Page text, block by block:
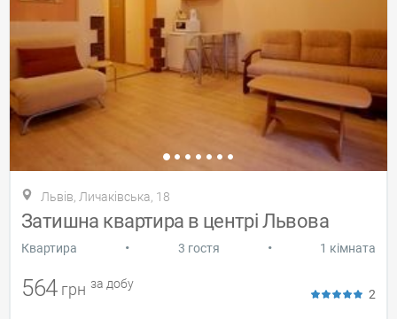
Львів, Личаківська, 18
Затишна квартира в центрі Львова
Квартира • 3 гостя • 1 кімната
564 грн за добу
2